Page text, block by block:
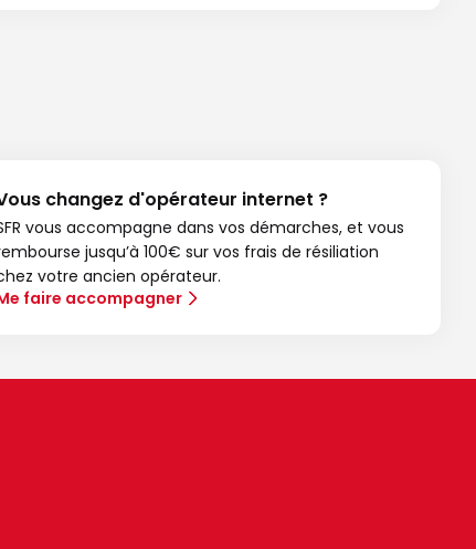
changez d'opérateur internet ?
vous accompagne dans vos démarches, et vous
jusqu’à 100€ sur vos frais de résiliation
votre ancien opérateur.
faire accompagner